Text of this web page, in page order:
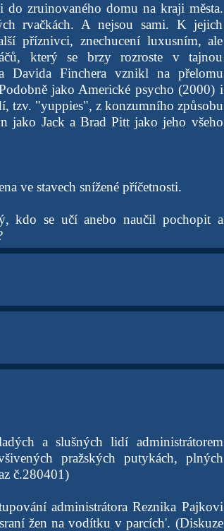
zruinovaného domu na kraji města.
rvačkách. A nejsou sami. K jejich
příznivci, znechucení luxusním, ale
který se brzy rozroste v tajnou
Davida Finchera vznikl na přelomu
jako Americké psycho (2000) i
tzv. "yuppies", z konzumního způsobu
jako Jack a Brad Pitt jako jeho všeho
ve stavech snížené příčetnosti.
kdo se učí anebo naučil pochopit a
a slušných lidí administrátorem
pražských putykách, plných
č.280401)
administrátora Reznika Pajkovi
žen na vodítku v parcích'. (Diskuze